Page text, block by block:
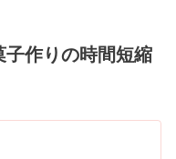
作りの時間短縮